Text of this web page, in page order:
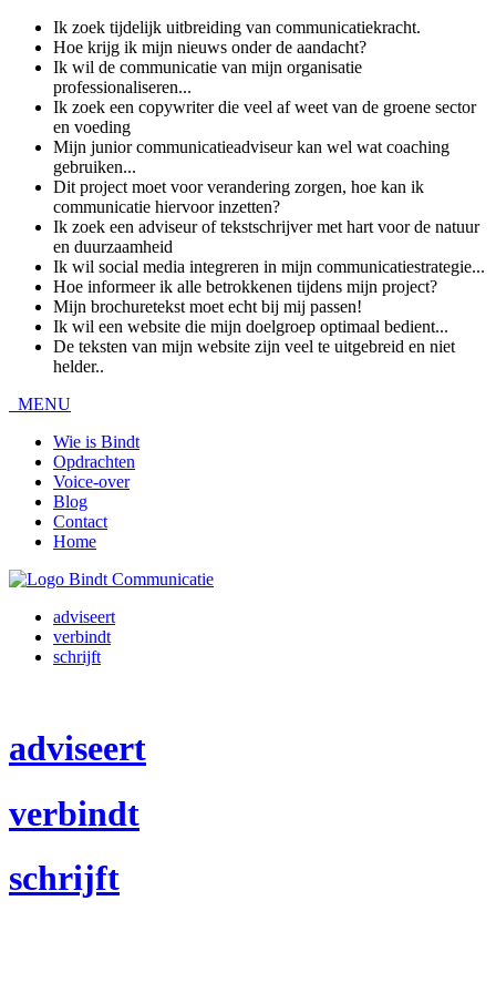
Ik zoek tijdelijk uitbreiding van communicatiekracht.
Hoe krijg ik mijn nieuws onder de aandacht?
Ik wil de communicatie van mijn organisatie
professionaliseren...
Ik zoek een copywriter die veel af weet van de groene sector
en voeding
Mijn junior communicatieadviseur kan wel wat coaching
gebruiken...
Dit project moet voor verandering zorgen, hoe kan ik
communicatie hiervoor inzetten?
Ik zoek een adviseur of tekstschrijver met hart voor de natuur
en duurzaamheid
Ik wil social media integreren in mijn communicatiestrategie...
Hoe informeer ik alle betrokkenen tijdens mijn project?
Mijn brochuretekst moet echt bij mij passen!
Ik wil een website die mijn doelgroep optimaal bedient...
De teksten van mijn website zijn veel te uitgebreid en niet
helder..
MENU
Wie is Bindt
Opdrachten
Voice-over
Blog
Contact
Home
adviseert
verbindt
schrijft
adviseert
verbindt
schrijft